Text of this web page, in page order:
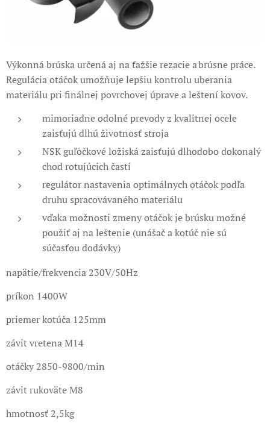
Výkonná brúska určená aj na ťažšie rezacie a brúsne práce.
Regulácia otáčok umožňuje lepšiu kontrolu uberania
materiálu pri finálnej povrchovej úprave a leštení kovov.
mimoriadne odolné prevody z kvalitnej ocele
zaisťujú dlhú životnosť stroja
NSK guľôčkové ložiská zaisťujú dlhodobo dokonalý
chod rotujúcich častí
regulátor nastavenia optimálnych otáčok podľa
druhu spracovávaného materiálu
vďaka možnosti zmeny otáčok je brúsku možné
použiť aj na leštenie (unášač a kotúč nie sú
súčasťou dodávky)
napätie/frekvencia 230V/50Hz
príkon 1400W
priemer kotúča 125mm
závit vretena M14
otáčky 2850-9800/min
závit rukoväte M8
hmotnosť 2,5kg